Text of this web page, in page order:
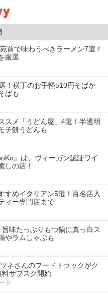
前で味わうべきラーメン7選！
厳選
！横丁のお手軽510円そばか
ばも
スメ「うどん屋」4選！半透明
チ餅うどんも
』は、ヴィーガン認証ワイ
しの店！
すめイタリアン5選！百名店入
ィー専門店まで
味たっぷりもつ鍋に真っ白ス
やラムしゃぶも
ネさんのフードトラックがク
サブスク開始
ト